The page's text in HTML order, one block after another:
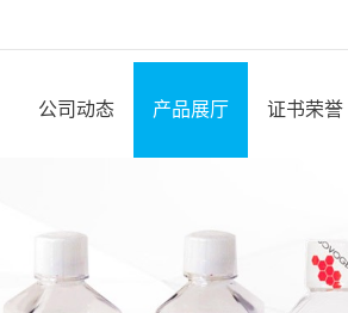
公司动态 产品展厅 证书荣誉